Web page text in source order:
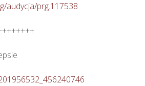
audycja/prg.117538